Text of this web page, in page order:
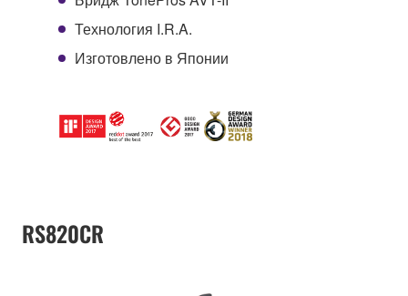
Технология I.R.A.
Изготовлено в Японии
RS820CR